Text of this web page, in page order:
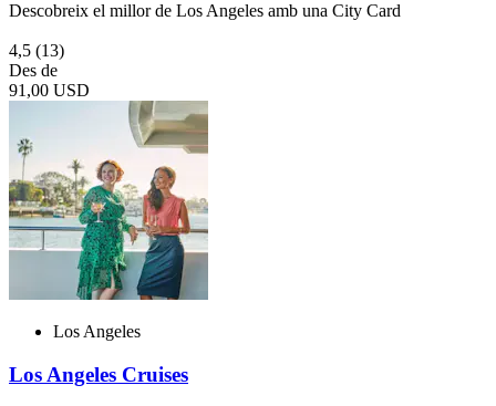
Descobreix el millor de Los Angeles amb una City Card
4,5 (13)
Des de
91,00 USD
Los Angeles
Los Angeles Cruises